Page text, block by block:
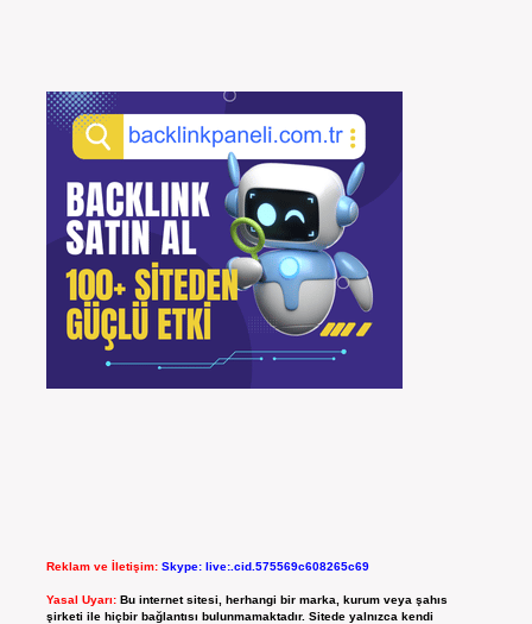
Reklam ve İletişim: Skype: live:.cid.575569c608265c69
Yasal Uyarı: Bu internet sitesi, herhangi bir marka, kurum veya şahıs
şirketi ile hiçbir bağlantısı bulunmamaktadır. Sitede yalnızca kendi